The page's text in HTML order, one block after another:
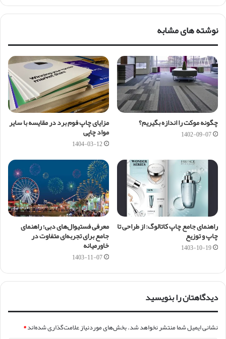
نوشته های مشابه
چگونه موکت را اندازه بگیریم؟
1402-09-07
مزایای چاپ فوم برد در مقایسه با سایر
مواد چاپی
1404-03-12
راهنمای جامع چاپ کاتالوگ: از طراحی تا
چاپ و توزیع
1403-10-19
معرفی فستیوال‌های دبی؛ راهنمای
جامع برای تجربه‌ای متفاوت در
خاورمیانه
1403-11-07
دیدگاهتان را بنویسید
نشانی ایمیل شما منتشر نخواهد شد.بخش‌های موردنیاز علامت‌گذاری شده‌اند*